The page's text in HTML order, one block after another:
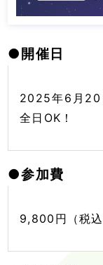
●開催日
2025年6月
全日OK！
●参加費
9,800円（税